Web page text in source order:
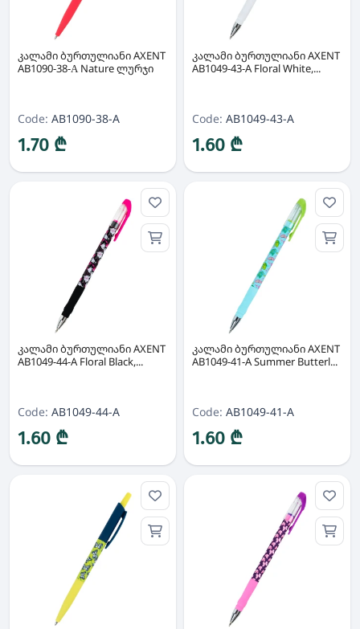
კალამი ბურთულიანი AXENT
AB1090-38-А Nature ლურჯი
Code: AB1090-38-A
1.70 ₾
კალამი ბურთულიანი AXENT
AB1049-43-A Floral White,...
Code: AB1049-43-A
1.60 ₾
კალამი ბურთულიანი AXENT
AB1049-44-A Floral Black,...
Code: AB1049-44-A
1.60 ₾
კალამი ბურთულიანი AXENT
AB1049-41-A Summer Butterl...
Code: AB1049-41-A
1.60 ₾